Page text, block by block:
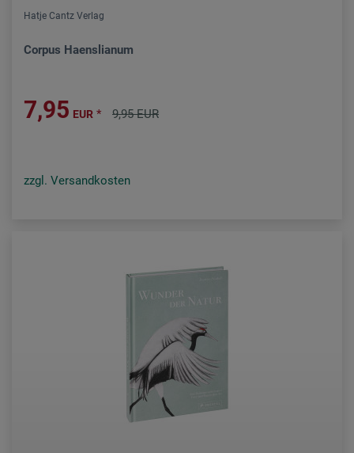
Hatje Cantz Verlag
Corpus Haenslianum
7,95 EUR * 9,95 EUR
zzgl. Versandkosten